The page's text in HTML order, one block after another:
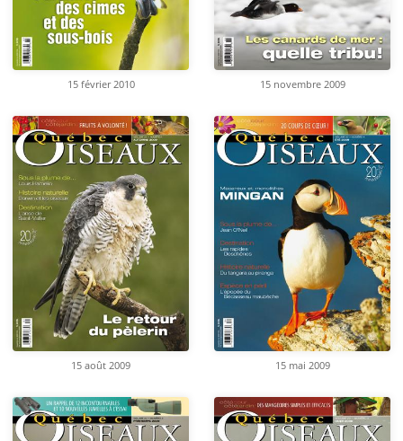
15 février 2010 15 novembre 2009
15 août 2009 15 mai 2009